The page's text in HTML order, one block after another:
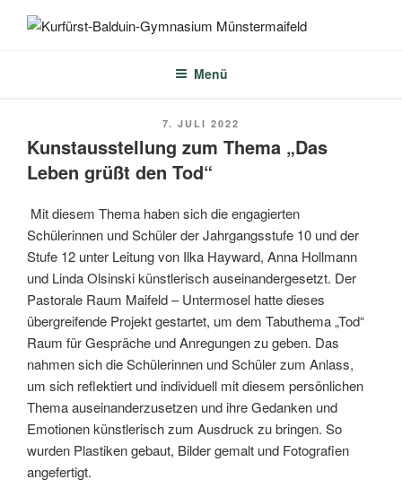
Inhalt
Menü
VERÖFFENTLICHT
7. JULI 2022
Kunstausstellung zum Thema „Das
Leben grüßt den Tod“
Mit diesem Thema haben sich die engagierten
Schülerinnen und Schüler der Jahrgangsstufe 10 und der
Stufe 12 unter Leitung von Ilka Hayward, Anna Hollmann
und Linda Olsinski künstlerisch auseinandergesetzt. Der
Pastorale Raum Maifeld – Untermosel hatte dieses
übergreifende Projekt gestartet, um dem Tabuthema „Tod“
Raum für Gespräche und Anregungen zu geben. Das
nahmen sich die Schülerinnen und Schüler zum Anlass,
um sich reflektiert und individuell mit diesem persönlichen
Thema auseinanderzusetzen und ihre Gedanken und
Emotionen künstlerisch zum Ausdruck zu bringen. So
wurden Plastiken gebaut, Bilder gemalt und Fotografien
angefertigt.